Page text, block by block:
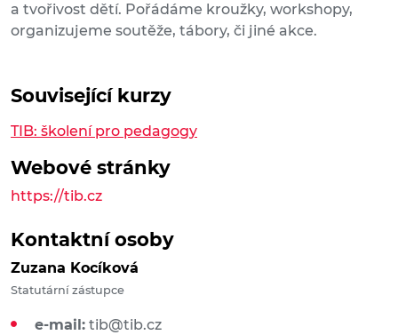
a tvořivost dětí. Pořádáme kroužky, workshopy,
organizujeme soutěže, tábory, či jiné akce.
Související kurzy
TIB: školení pro pedagogy
Webové stránky
https://tib.cz
Kontaktní osoby
Zuzana Kocíková
Statutární zástupce
e-mail: tib@tib.cz